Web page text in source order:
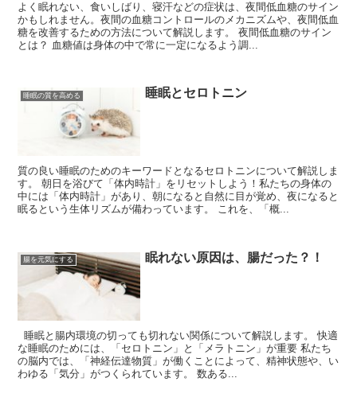
よく眠れない、食いしばり、寝汗などの症状は、夜間低血糖のサイン
かもしれません。夜間の血糖コントロールのメカニズムや、夜間低血
糖を改善するための方法について解説します。 夜間低血糖のサイン
とは？ 血糖値は身体の中で常に一定になるよう調...
睡眠の質を高める 睡眠とセロトニン
質の良い睡眠のためのキーワードとなるセロトニンについて解説しま
す。 朝日を浴びて「体内時計」をリセットしよう！私たちの身体の
中には「体内時計」があり、朝になると自然に目が覚め、夜になると
眠るという生体リズムが備わっています。 これを、「概...
腸を元気にする 眠れない原因は、腸だった？！
睡眠と腸内環境の切っても切れない関係について解説します。 快適
な睡眠のためには、「セロトニン」と「メラトニン」が重要 私たち
の脳内では、「神経伝達物質」が働くことによって、精神状態や、い
わゆる「気分」がつくられています。 数ある...